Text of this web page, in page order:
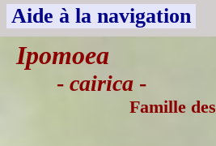
Aide à la navigation
Ipomoea
- cairica -
Famille des